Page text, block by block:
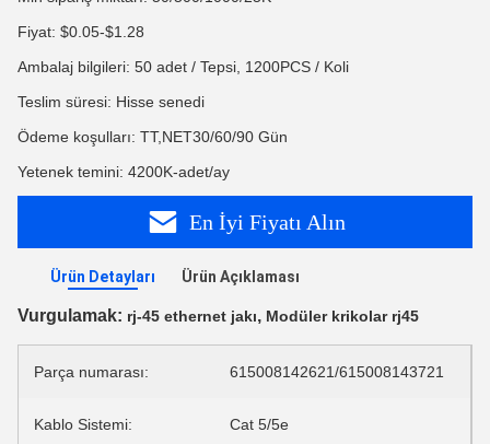
Fiyat: $0.05-$1.28
Ambalaj bilgileri: 50 adet / Tepsi, 1200PCS / Koli
Teslim süresi: Hisse senedi
Ödeme koşulları: TT,NET30/60/90 Gün
Yetenek temini: 4200K-adet/ay
En İyi Fiyatı Alın
Ürün Detayları Ürün Açıklaması
Vurgulamak: rj-45 ethernet jakı, Modüler krikolar rj45
Parça numarası: 615008142621/615008143721
Kablo Sistemi: Cat 5/5e